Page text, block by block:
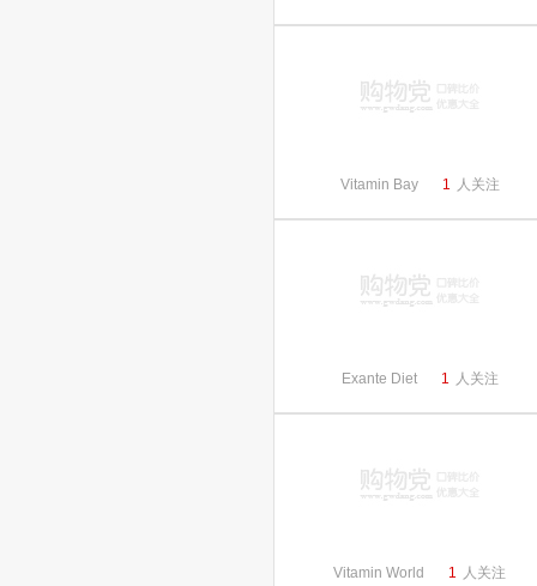
Vitamin Bay 1 人关注
Exante Diet 1 人关注
Vitamin World 1 人关注